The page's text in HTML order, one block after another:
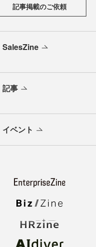
記事掲載のご依頼
SalesZine
記事
イベント